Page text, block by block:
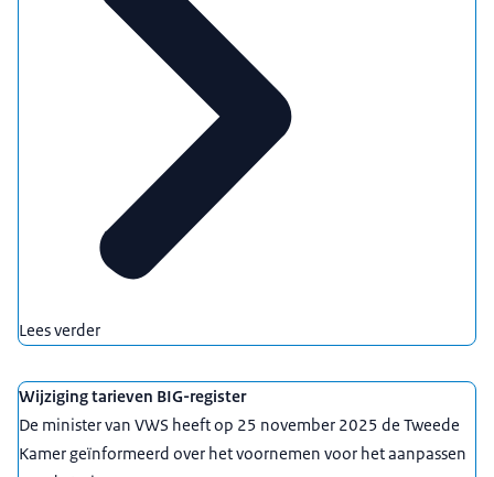
Lees verder
Wijziging tarieven BIG-register
De minister van VWS heeft op 25 november 2025 de Tweede
Kamer geïnformeerd over het voornemen voor het aanpassen